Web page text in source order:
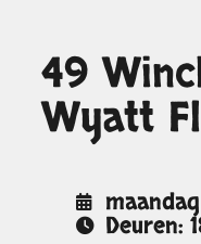
49
Wyatt
Deuren: